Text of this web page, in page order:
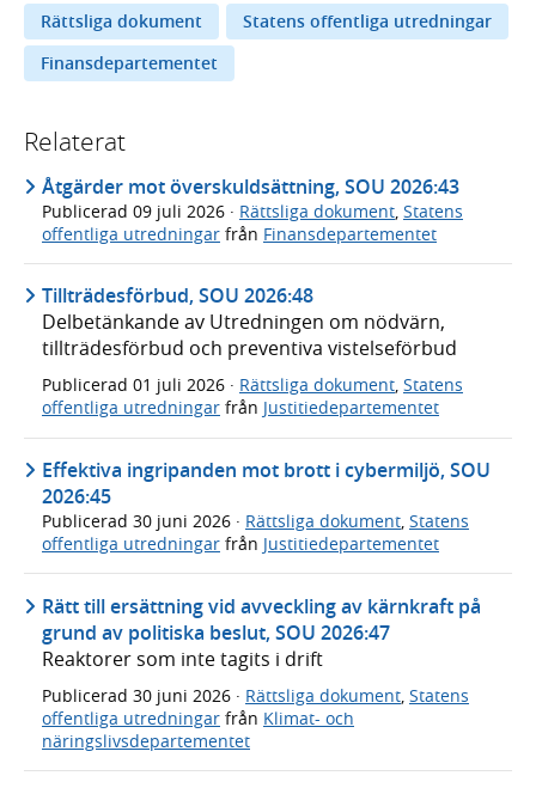
Rättsliga dokument
Statens offentliga utredningar
Finansdepartementet
Relaterat
Åtgärder mot överskuldsättning, SOU 2026:43
Publicerad 09 juli 2026 · Rättsliga dokument Statens
offentliga utredningar från Finansdepartementet
Tillträdesförbud, SOU 2026:48
Delbetänkande av Utredningen om nödvärn,
tillträdesförbud och preventiva vistelseförbud
Publicerad 01 juli 2026 · Rättsliga dokument, Statens
offentliga utredningar från Justitiedepartementet
Effektiva ingripanden mot brott i cybermiljö, SOU
2026:45
Publicerad 30 juni 2026 · Rättsliga dokument, Statens
offentliga utredningar från Justitiedepartementet
Rätt till ersättning vid avveckling av kärnkraft på
grund av politiska beslut, SOU 2026:47
Reaktorer som inte tagits i drift
Publicerad 30 juni 2026 · Rättsliga dokument Statens
offentliga utredningar från Klimat- och
näringslivsdepartementet